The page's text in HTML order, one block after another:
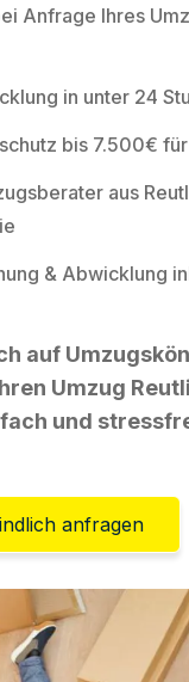
Anfrage Ihres
in unter 24
bis 7.500€
aus
& Abwicklung
auf
Umzug
und
anfragen